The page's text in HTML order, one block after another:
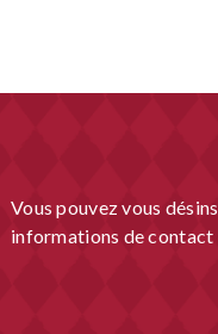
Vous pouvez vous
informations de